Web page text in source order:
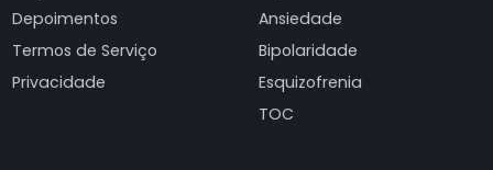
Depoimentos
Termos de Serviço
Privacidade
Ansiedade
Bipolaridade
Esquizofrenia
TOC